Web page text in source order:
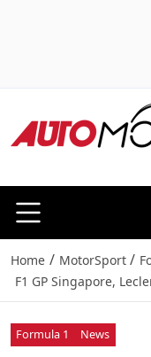
Home / MotorSport /
F1 GP Singapore,
Formula 1 News